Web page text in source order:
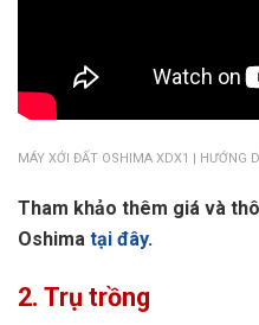
MÁY XỚI ĐẤT OSHIMA XDX1 | HƯỚNG
Tham khảo thêm giá và
Oshima tại đây.
2. Trụ trồng